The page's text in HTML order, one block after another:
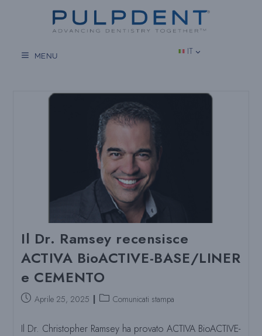
MENU IT
Il Dr. Ramsey recensisce
ACTIVA BioACTIVE-BASE/LINER
e CEMENTO
Post Aprile 25, 2025
Categoria
Comunicati stampa
Il Dr. Christopher Ramsey ha provato ACTIVA BioACTIVE-